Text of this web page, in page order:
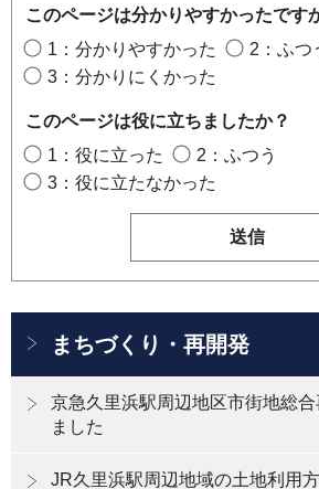
このページは分かりやすかったです
1：分かりやすかった
2：ふつ
3：分かりにくかった
このページは役に立ちましたか？
1：役に立った
2：ふつう
3：役に立たなかった
まちづくり・再開発
京急久里浜駅周辺地区市街地総
ました
JR久里浜駅周辺地域の土地利用